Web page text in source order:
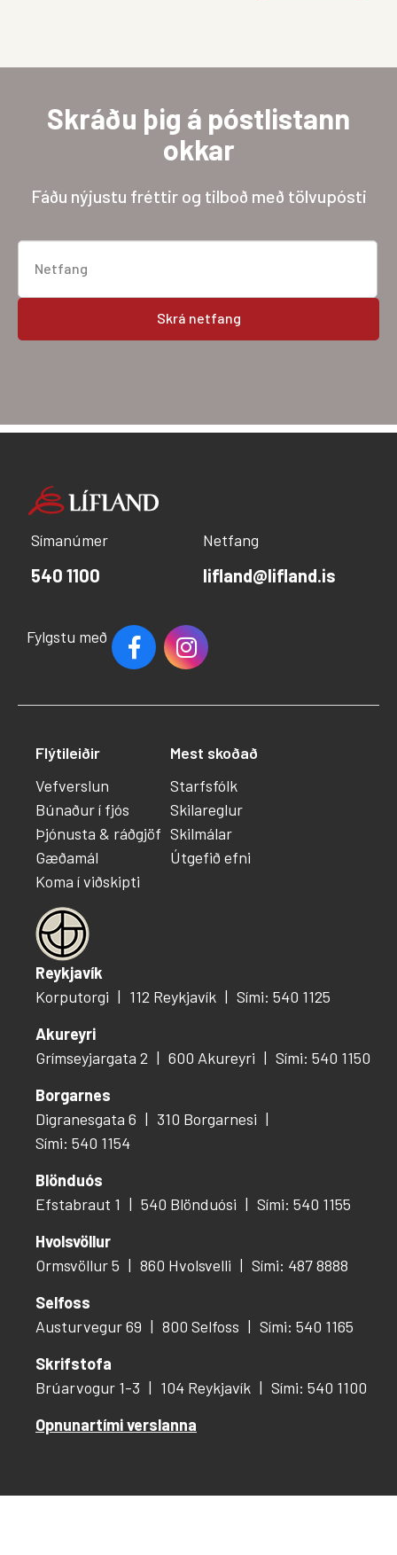
Skráðu þig á póstlistann
okkar
Fáðu nýjustu fréttir og tilboð með tölvupósti
Netfang
Símanúmer
540 1100
Netfang
lifland@lifland.is
Fylgstu með
Reykjavík
Korputorgi
112 Reykjavík
Sími: 540 1125
Akureyri
Grímseyjargata 2
600 Akureyri
Sími: 540 1150
Borgarnes
Digranesgata 6
310 Borgarnesi
Sími: 540 1154
Blönduós
Efstabraut 1
540 Blönduósi
Sími: 540 1155
Hvolsvöllur
Ormsvöllur 5
860 Hvolsvelli
Sími: 487 8888
Selfoss
Austurvegur 69
800 Selfoss
Sími: 540 1165
Skrifstofa
Brúarvogur 1-3
104 Reykjavík
Sími: 540 1100
Opnunartími verslanna
Flýtileiðir
Vefverslun
Búnaður í fjós
Þjónusta & ráðgjöf
Gæðamál
Koma í viðskipti
Mest skoðað
Starfsfólk
Skilareglur
Skilmálar
Útgefið efni